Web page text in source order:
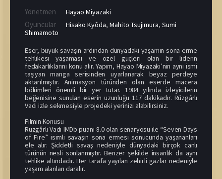
Yönetmen Hayao Miyazaki
Oyuncular Hisako Kyôda, Mahito Tsujimura, Sumi
Shimamoto
Eser, büyük savaşın ardından dünyadaki yaşamın sona erme
tehlikesi yaşaması ve özel güçleri olan bir liderin
fedakarlıklarını konu alır. Yapım, Hayao Miyazaki’nin aynı ismi
taşıyan manga serisinden uyarlanarak beyaz perdeye
aktarılmıştır. Animasyon türünden olan eserde macera
bölümleri önemli bir yer tutar. 1984 yılında izleyicilerin
beğenisine sunulan eserin uzunluğu 117 dakikadır. Rüzgârlı
Vadi izle sekmesiyle projedeki yerinizi alabilirsiniz.
Filmin Konusu
Rüzgârlı Vadi IMDb puanı 8.0 olan senaryosu ile “Seven Days
of Fire” isimli savaşın sona ermesi sonucunda yaşananları
ele alır. Şiddetli savaş nedeniyle dünyadaki birçok canlı
türünün nesli sonlanmıştır. Benzer şekilde insanlık da aynı
tehlike altındadır. Her tarafa yayılan zehirli gazlar nedeniyle
yaşam alanları daralır.